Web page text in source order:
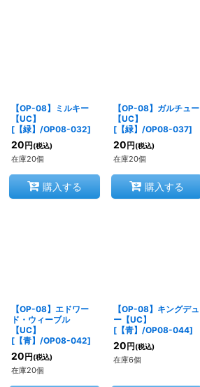
【OP-08】ミルキー
【UC】
[ 【緑】/OP08-032]
20 円 (税込)
在庫20個
購入する
【OP-08】ガルチュー
【UC】
[【緑】/OP08-037]
20 円 (税込)
在庫20個
購入する
【OP-08】エドワー
ド・ウィーブル
【UC】
[ 【青】/OP08-042]
20 円 (税込)
在庫20個
【OP-08】キングデュ
ー【UC】
[【青】/OP08-044]
20 円 (税込)
在庫6個